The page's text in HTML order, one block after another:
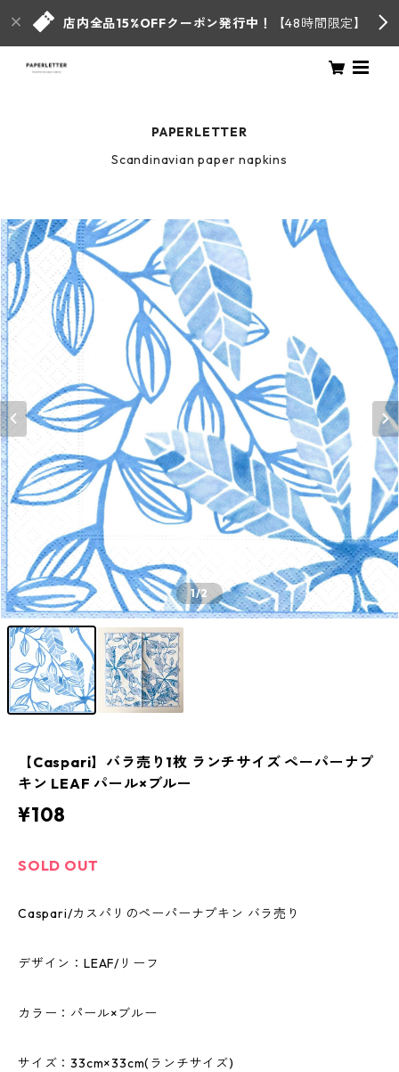
店内全品15%OFFクーポン発行中！ 【48時間限定】
PAPERLETTER
Scandinavian paper napkins
1/2
【Caspari】バラ売り1枚 ランチサイズ ペーパーナプ
キン LEAF パール×ブルー
¥108
SOLD OUT
Caspari/カスパリのペーパーナプキン バラ売り
デザイン：LEAF/リーフ
カラー：パール×ブルー
サイズ：33cm×33cm(ランチサイズ)